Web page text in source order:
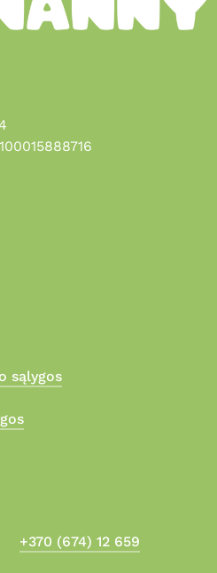
sąlygos
+370 (674) 12 659